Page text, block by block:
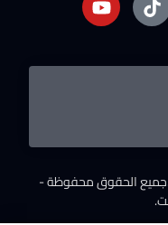
جميع الحقوق محفوظة -